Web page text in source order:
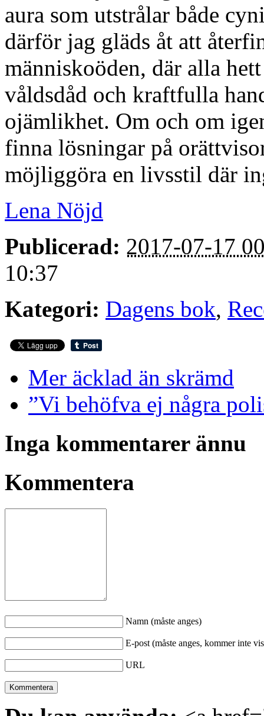
aura som utstrålar både
därför jag gläds åt att
människoöden, där alla
våldsdåd och kraftfulla
ojämlikhet. Om och om
finna lösningar på
möjliggöra en livsstil där
Lena Nöjd
Publicerad: 2017-07-17
10:37
Kategori: Dagens bok,
Mer äcklad än skrämd
”Vi behöfva ej några
Inga kommentarer ännu
Kommentera
Namn (måste anges)
E-post (måste anges, kommer inte
URL